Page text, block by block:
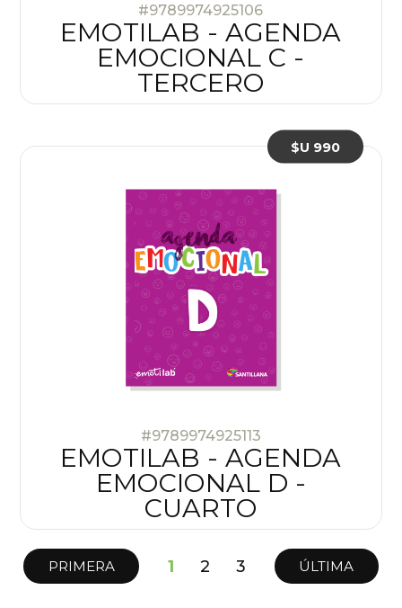
#9789974925106
EMOTILAB - AGENDA
EMOCIONAL C -
TERCERO
#9789974925113
EMOTILAB - AGENDA
EMOCIONAL D -
CUARTO
$U 990
PRIMERA 1 2 3 ÚLTIMA